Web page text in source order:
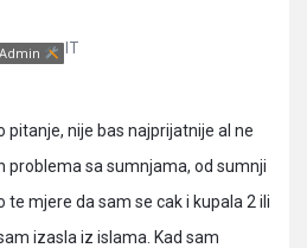
Admin IT
pitanje, nije bas najprijatnije al ne
problema sa sumnjama, od sumnji
mjere da sam se cak i kupala 2 ili
izasla iz islama. Kad sam